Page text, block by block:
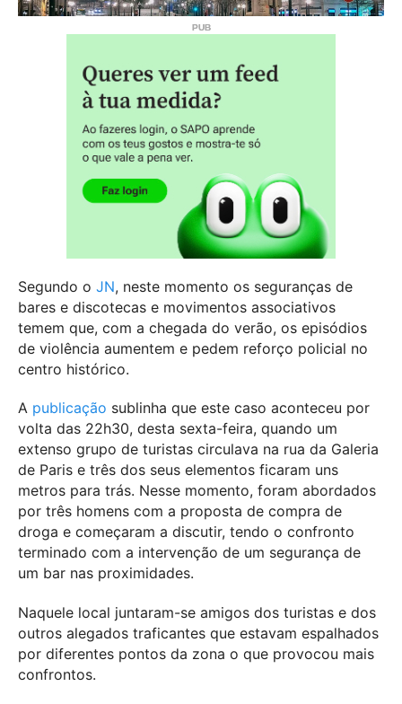
Segundo o JN, neste momento os seguranças de
bares e discotecas e movimentos associativos
temem que, com a chegada do verão, os episódios
de violência aumentem e pedem reforço policial no
centro histórico.
A publicação sublinha que este caso aconteceu por
volta das 22h30, desta sexta-feira, quando um
extenso grupo de turistas circulava na rua da Galeria
de Paris e três dos seus elementos ficaram uns
metros para trás. Nesse momento, foram abordados
por três homens com a proposta de compra de
droga e começaram a discutir, tendo o confronto
terminado com a intervenção de um segurança de
um bar nas proximidades.
Naquele local juntaram-se amigos dos turistas e dos
outros alegados traficantes que estavam espalhados
por diferentes pontos da zona o que provocou mais
confrontos.